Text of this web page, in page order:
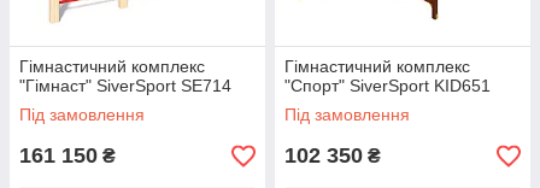
Гімнастичний комплекс
"Гімнаст" SiverSport SE714
Під замовлення
161 150 ₴
Гімнастичний комплекс
"Спорт" SiverSport KID651
Під замовлення
102 350 ₴